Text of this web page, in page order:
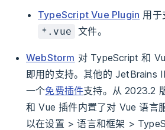
TypeScript Vue Plugin 用
*.vue 文件。
WebStorm 对 TypeScript 和
即用的支持。其他的 JetBrains
一个免费插件支持。从 2023.2
和 Vue 插件内置了对 Vue 语言
以在设置 > 语言和框架 >